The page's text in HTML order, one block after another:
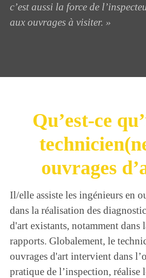
c’est aussi la force de
aux ouvrages à visiter. »
Qu’est-ce
ouvrages
Il/elle assiste les ingénieurs en
dans la réalisation des
d'art existants, notamment dans
rapports. Globalement, le
ouvrages d'art intervient dans
pratique de l’inspection, réalise